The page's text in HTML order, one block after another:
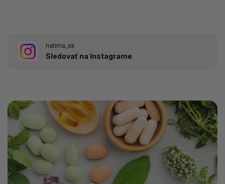
natima_sk
Sledovať na Instagrame